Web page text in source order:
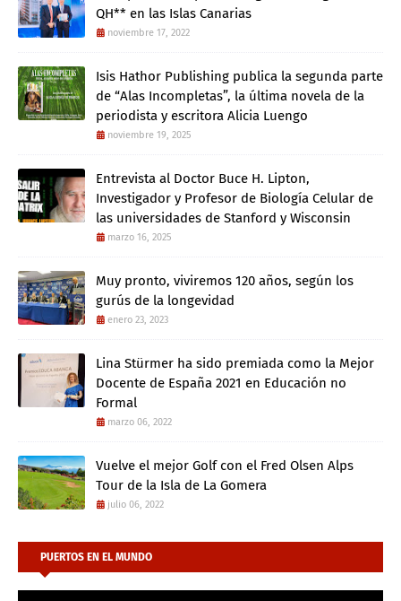
QH** en las Islas Canarias
noviembre 17, 2022
Isis Hathor Publishing publica la segunda parte
de “Alas Incompletas”, la última novela de la
periodista y escritora Alicia Luengo
noviembre 19, 2025
Entrevista al Doctor Buce H. Lipton,
Investigador y Profesor de Biología Celular de
las universidades de Stanford y Wisconsin
marzo 16, 2025
Muy pronto, viviremos 120 años, según los
gurús de la longevidad
enero 23, 2023
Lina Stürmer ha sido premiada como la Mejor
Docente de España 2021 en Educación no
Formal
marzo 06, 2022
Vuelve el mejor Golf con el Fred Olsen Alps
Tour de la Isla de La Gomera
julio 06, 2022
PUERTOS EN EL MUNDO